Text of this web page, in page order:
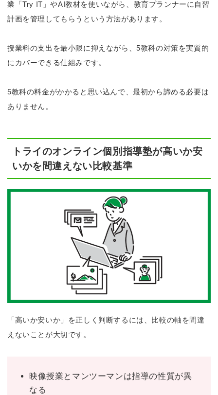
業「Try IT」やAI教材を使いながら、教育プランナーに自習
計画を管理してもらうという方法があります。
授業料の支出を最小限に抑えながら、5教科の対策を実質的
にカバーできる仕組みです。
5教科の料金がかかると思い込んで、最初から諦める必要は
ありません。
トライのオンライン個別指導塾が高いか安
いかを間違えない比較基準
「高いか安いか」を正しく判断するには、比較の軸を間違
えないことが大切です。
映像授業とマンツーマンは指導の性質が異
なる